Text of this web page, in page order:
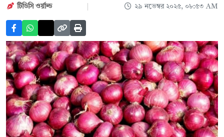
টিডিসি ওর্য়াল্ড ২৯ নভেম্বর ২০২৫, ০৮:৫৩ AM